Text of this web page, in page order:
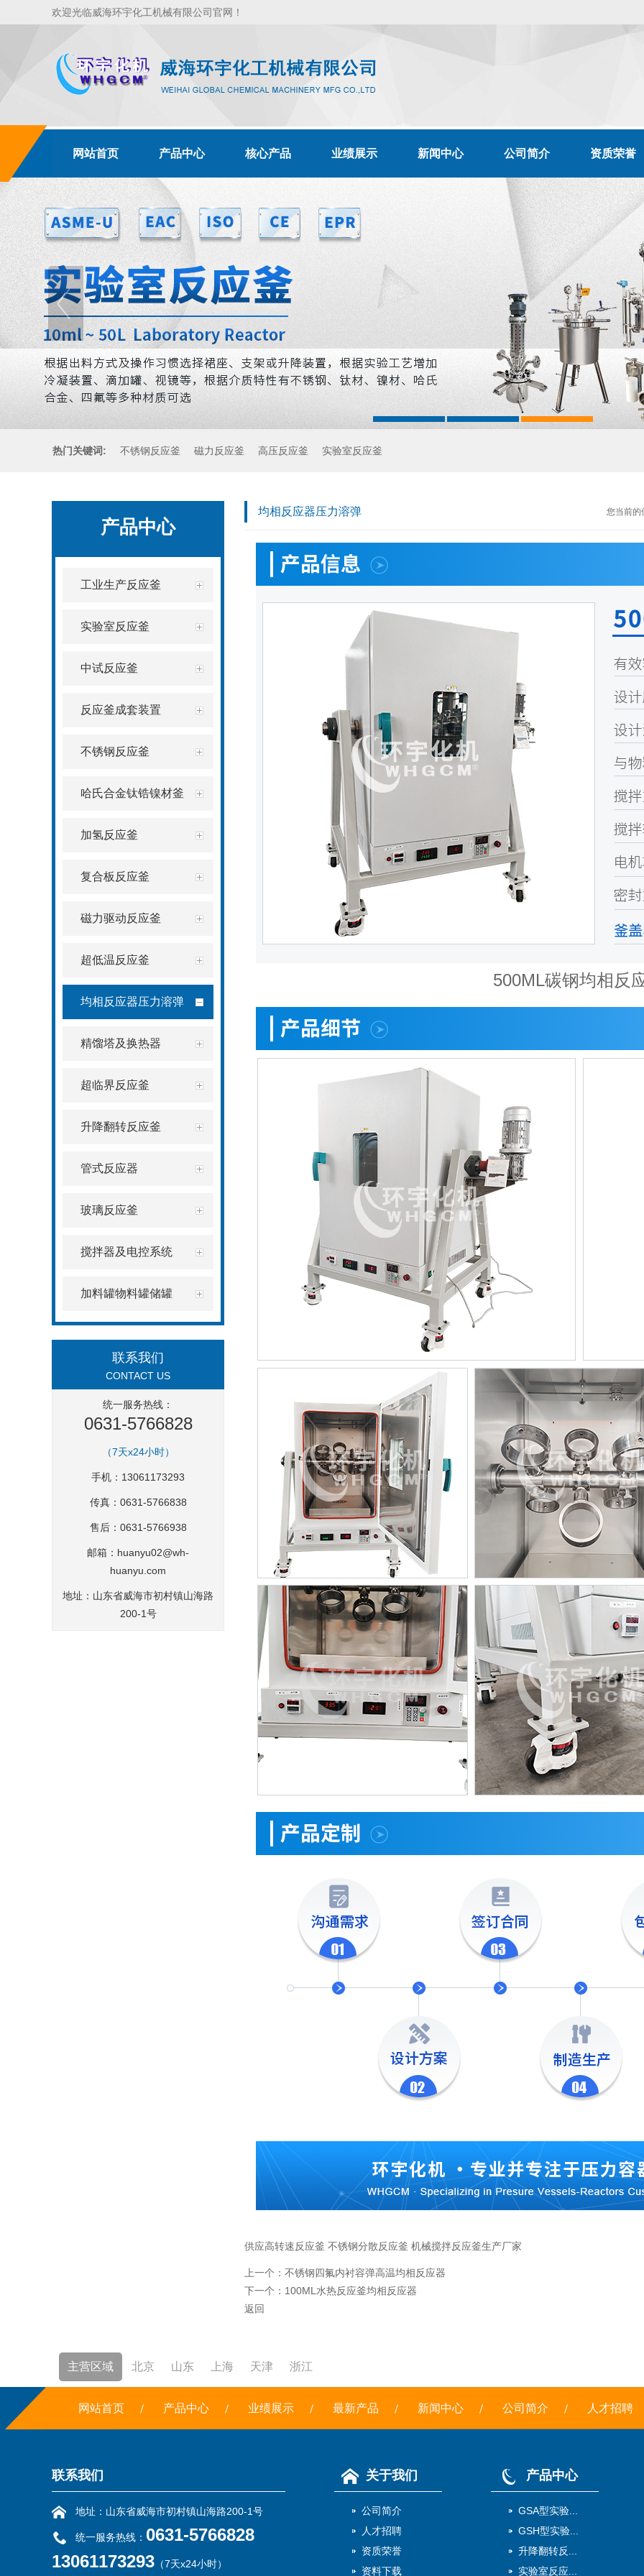
欢迎光临威海环宇化工机械有限公司官网！
网站首页 产品中心 核心产品 业绩展示 新闻中心 公司简介 资质荣誉
热门关键词: 不锈钢反应釜 磁力反应釜 高压反应釜 实验室反应釜
产品中心
工业生产反应釜
实验室反应釜
中试反应釜
反应釜成套装置
不锈钢反应釜
哈氏合金钛锆镍材釜
加氢反应釜
复合板反应釜
磁力驱动反应釜
超低温反应釜
均相反应器压力溶弹
精馏塔及换热器
超临界反应釜
升降翻转反应釜
管式反应器
玻璃反应釜
搅拌器及电控系统
加料罐物料罐储罐
联系我们
CONTACT US
统一服务热线：
0631-5766828
（7天x24小时）
手机：13061173293
传真：0631-5766838
售后：0631-5766938
邮箱： huanyu02@wh-
huanyu.com
地址：山东省威海市初村镇山海路
200-1号
均相反应器压力溶弹 您当前的
500ML碳钢均相反
供应高转速反应釜 不锈钢分散反应釜 机械搅拌反应釜生产厂家
上一个： 不锈钢四氟内衬容弹高温均相反应器
下一个： 100ML水热反应釜均相反应器
返回
主营区域 北京 山东 上海 天津 浙江
网站首页 产品中心 业绩展示 最新产品 新闻中心 公司简介 人才招聘
联系我们
地址：山东省威海市初村镇山海路200-1号
统一服务热线： 0631-5766828
13061173293 （7天x24小时）
关于我们
公司简介
人才招聘
资质荣誉
资料下载
产品中心
GSA型实验...
GSH型实验...
升降翻转反...
实验室反应...
焚烧炉 铣边机 干冰 露点仪 三恒系统